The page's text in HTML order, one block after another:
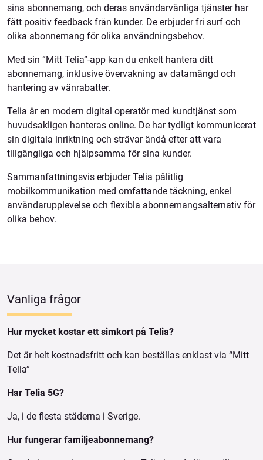
sina abonnemang, och deras användarvänliga tjänster har
fått positiv feedback från kunder. De erbjuder fri surf och
olika abonnemang för olika användningsbehov.
Med sin “Mitt Telia”-app kan du enkelt hantera ditt
abonnemang, inklusive övervakning av datamängd och
hantering av vänrabatter.
Telia är en modern digital operatör med kundtjänst som
huvudsakligen hanteras online. De har tydligt kommunicerat
sin digitala inriktning och strävar ändå efter att vara
tillgängliga och hjälpsamma för sina kunder.
Sammanfattningsvis erbjuder Telia pålitlig
mobilkommunikation med omfattande täckning, enkel
användarupplevelse och flexibla abonnemangsalternativ för
olika behov.
Vanliga frågor
Hur mycket kostar ett simkort på Telia?
Det är helt kostnadsfritt och kan beställas enklast via “Mitt
Telia”
Har Telia 5G?
Ja, i de flesta städerna i Sverige.
Hur fungerar familjeabonnemang?